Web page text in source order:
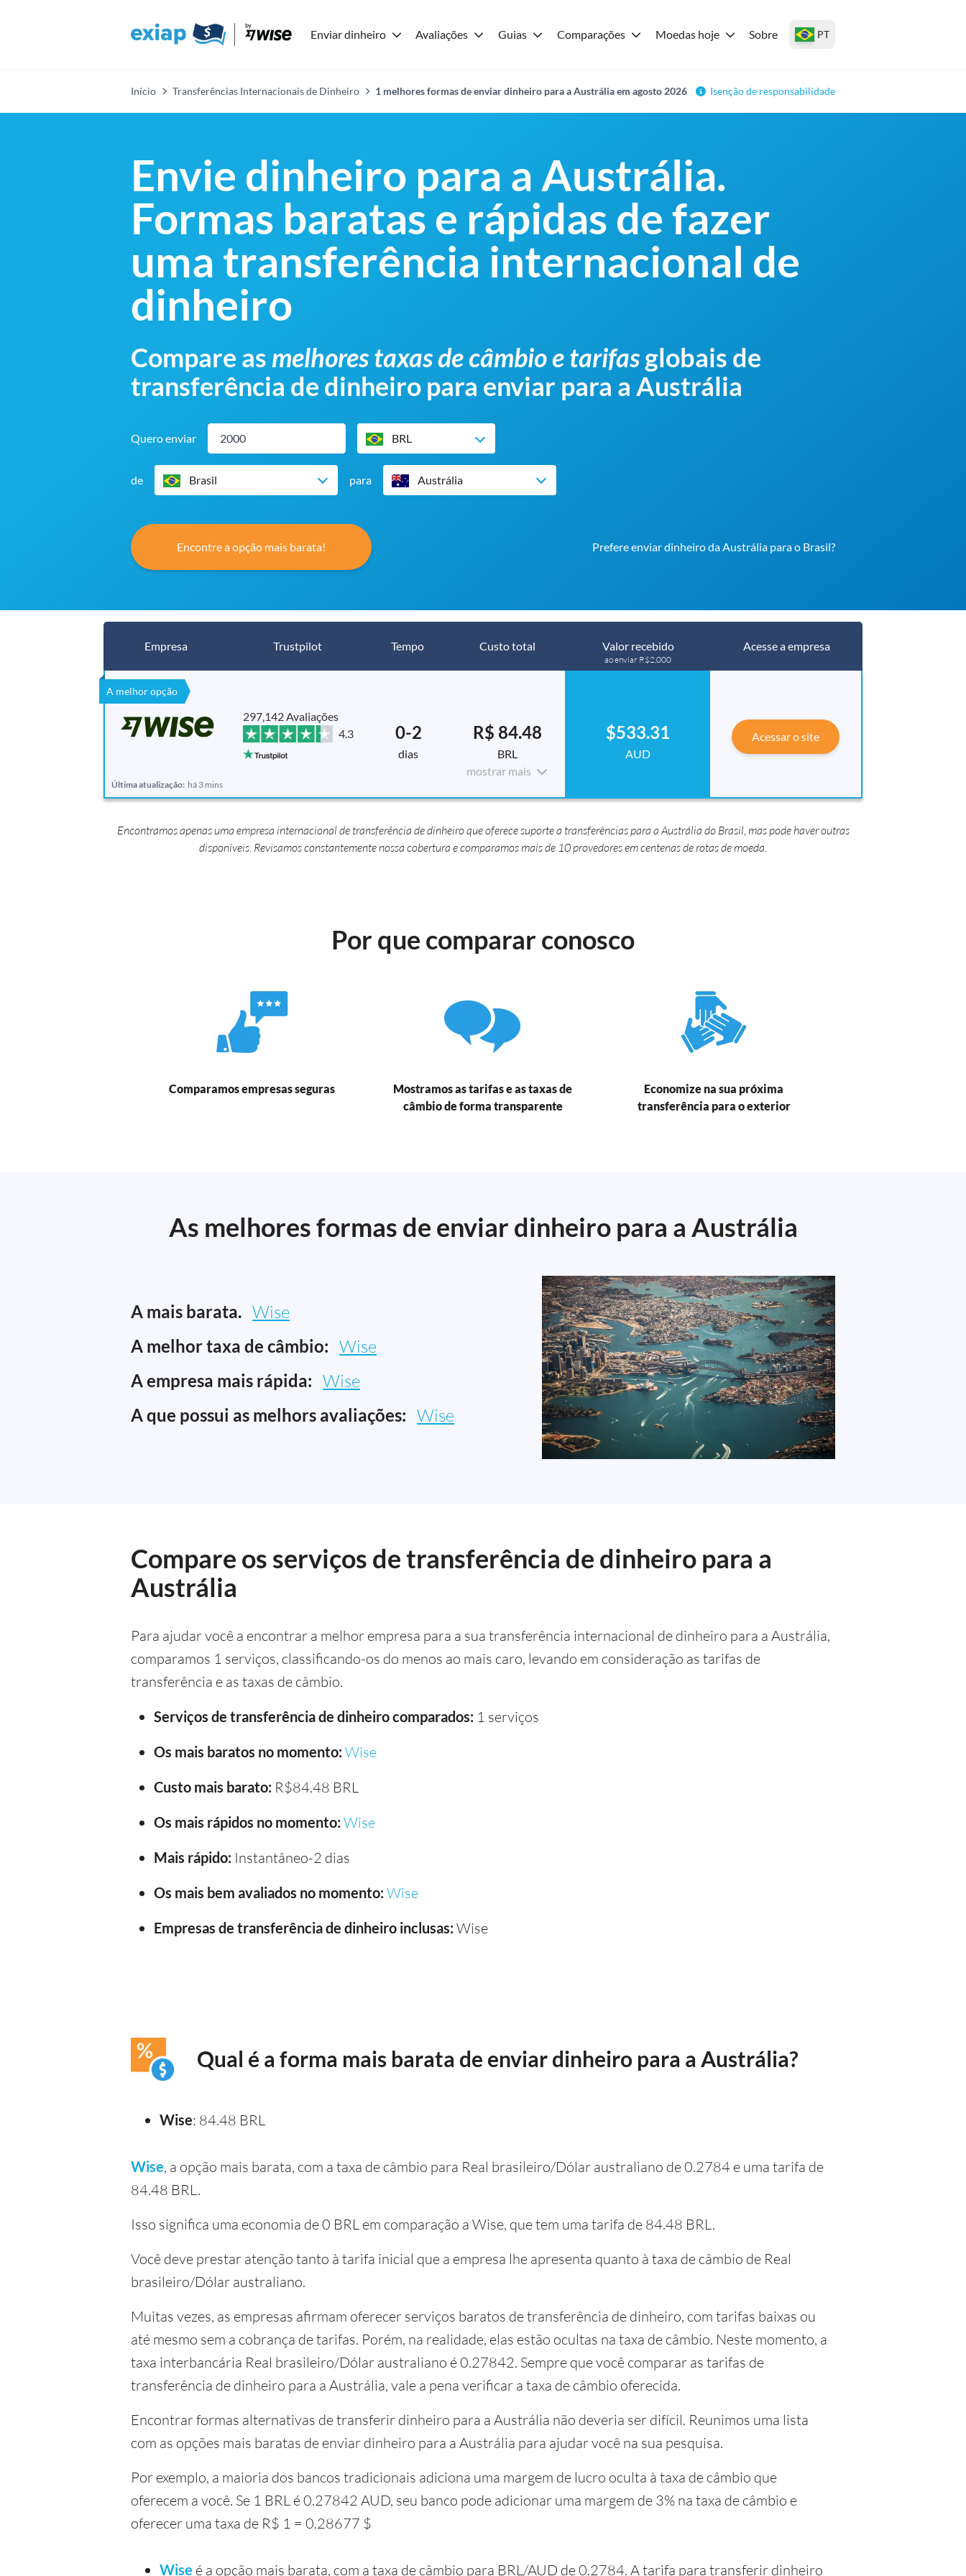
Enviar dinheiro Avaliações Guias Comparações Moedas hoje Sobre PT
Início Transferências Internacionais de Dinheiro 1 melhores formas de enviar dinheiro para a Austrália em agosto 2026 Isenção de responsabilidade
Envie dinheiro para a Austrália.
Formas baratas e rápidas de fazer
uma transferência internacional de
dinheiro
Compare as melhores taxas de câmbio e tarifasglobais de
transferência de dinheiro para enviar para a Austrália
Quero enviar BRL
de Brasil para Austrália
Encontre a opção mais barata! Prefere enviar dinheiro da Austrália para o Brasil?
Empresa Trustpilot Tempo Custo total Valor recebido
ao enviar R$2,000
Acesse a empresa
A melhor opção
Última atualização: há 3 mins
297,142 Avaliações
4.3
0-2
dias
R$ 84.48
BRL
mostrar mais
$533.31
AUD
Acessar o site
Encontramos apenas uma empresa internacional de transferência de dinheiro que oferece suporte a transferências para a Austrália do Brasil, mas pode haver outras
disponíveis. Revisamos constantemente nossa cobertura e comparamos mais de 10 provedores em centenas de rotas de moeda.
Por que comparar conosco
Comparamos empresas seguras
Mostramos as tarifas e as taxas de
câmbio de forma transparente
Economize na sua próxima
transferência para o exterior
As melhores formas de enviar dinheiro para a Austrália
A mais barata. Wise
A melhor taxa de câmbio: Wise
A empresa mais rápida: Wise
A que possui as melhors avaliações: Wise
Compare os serviços de transferência de dinheiro para a
Austrália
Para ajudar você a encontrar a melhor empresa para a sua transferência internacional de dinheiro para a Austrália,
comparamos 1 serviços, classificando-os do menos ao mais caro, levando em consideração as tarifas de
transferência e as taxas de câmbio.
Serviços de transferência de dinheiro comparados: 1 serviços
Os mais baratos no momento: Wise
Custo mais barato: R$84.48 BRL
Os mais rápidos no momento: Wise
Mais rápido: Instantâneo-2 dias
Os mais bem avaliados no momento: Wise
Empresas de transferência de dinheiro inclusas: Wise
Qual é a forma mais barata de enviar dinheiro para a Austrália?
Wise: 84.48 BRL
Wise, a opção mais barata, com a taxa de câmbio para Real brasileiro/Dólar australiano de 0.2784 e uma tarifa de
84.48 BRL.
Isso significa uma economia de 0 BRL em comparação a Wise, que tem uma tarifa de 84.48 BRL.
Você deve prestar atenção tanto à tarifa inicial que a empresa lhe apresenta quanto à taxa de câmbio de Real
brasileiro/Dólar australiano.
Muitas vezes, as empresas afirmam oferecer serviços baratos de transferência de dinheiro, com tarifas baixas ou
até mesmo sem a cobrança de tarifas. Porém, na realidade, elas estão ocultas na taxa de câmbio. Neste momento, a
taxa interbancária Real brasileiro/Dólar australiano é 0.27842. Sempre que você comparar as tarifas de
transferência de dinheiro para a Austrália, vale a pena verificar a taxa de câmbio oferecida.
Encontrar formas alternativas de transferir dinheiro para a Austrália não deveria ser difícil. Reunimos uma lista
com as opções mais baratas de enviar dinheiro para a Austrália para ajudar você na sua pesquisa.
Por exemplo, a maioria dos bancos tradicionais adiciona uma margem de lucro oculta à taxa de câmbio que
oferecem a você. Se 1 BRL é 0.27842 AUD, seu banco pode adicionar uma margem de 3% na taxa de câmbio e
oferecer uma taxa de R$ 1 = 0.28677 $
Wise é a opção mais barata, com a taxa de câmbio para BRL/AUD de 0.2784. A tarifa para transferir dinheiro